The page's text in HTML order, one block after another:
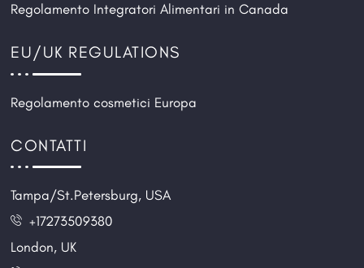
Regolamento Integratori Alimentari in Canada
EU/UK REGULATIONS
Regolamento cosmetici Europa
CONTATTI
Tampa/St.Petersburg, USA
+17273509380
London, UK